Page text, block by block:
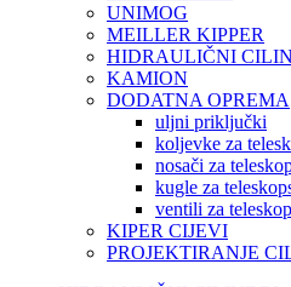
UNIMOG
MEILLER KIPPER
HIDRAULIČNI
KAMION
DODATNA OPREMA
uljni priključki
koljevke za
nosači za
kugle za
ventili za
KIPER CIJEVI
PROJEKTIRANJE